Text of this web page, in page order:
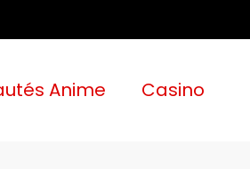
Anime Casino